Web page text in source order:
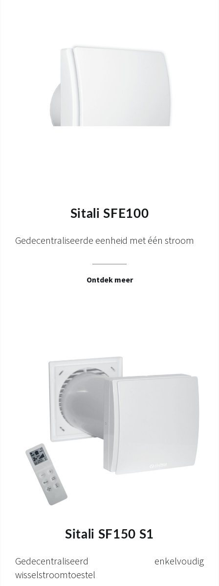
Sitali SFE100
Gedecentraliseerde eenheid met één stroom
Ontdek meer
Sitali SF150 S1
Gedecentraliseerd enkelvoudig
wisselstroomtoestel